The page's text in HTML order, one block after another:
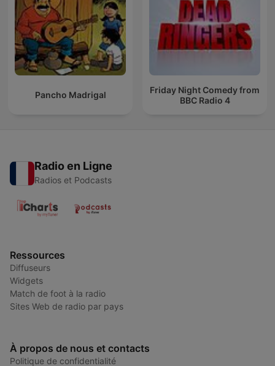
Pancho Madrigal
Friday Night Comedy from
BBC Radio 4
Radio en Ligne
Radios et Podcasts
Ressources
Diffuseurs
Widgets
Match de foot à la radio
Sites Web de radio par pays
À propos de nous et contacts
Politique de confidentialité